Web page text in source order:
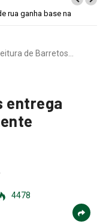
no Dia dos Pais
de Barretos…
entrega
4478